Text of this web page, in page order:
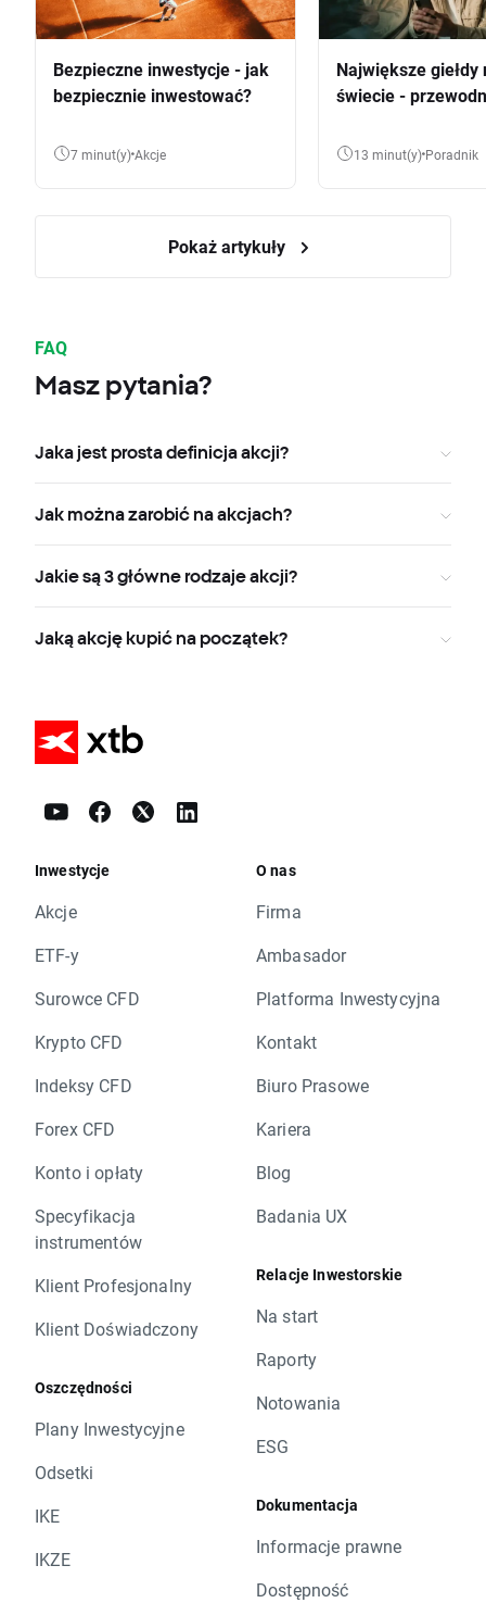
Bezpieczne inwestycje - jak
bezpiecznie inwestować?
7 minut(y) Akcje
Największe giełdy
świecie -
13 minut(y) Poradnik
Pokaż artykuły
FAQ
Masz pytania?
Jaka jest prosta definicja akcji?
Jak można zarobić na akcjach?
Jakie są 3 główne rodzaje akcji?
Jaką akcję kupić na początek?
Inwestycje
Akcje
ETF-y
Surowce CFD
Krypto CFD
Indeksy CFD
Forex CFD
Konto i opłaty
Specyfikacja
instrumentów
Klient Profesjonalny
Klient Doświadczony
Oszczędności
Plany Inwestycyjne
Odsetki
IKE
IKZE
O nas
Firma
Ambasador
Platforma Inwestycyjna
Kontakt
Biuro Prasowe
Kariera
Blog
Badania UX
Relacje Inwestorskie
Na start
Raporty
Notowania
ESG
Dokumentacja
Informacje prawne
Dostępność